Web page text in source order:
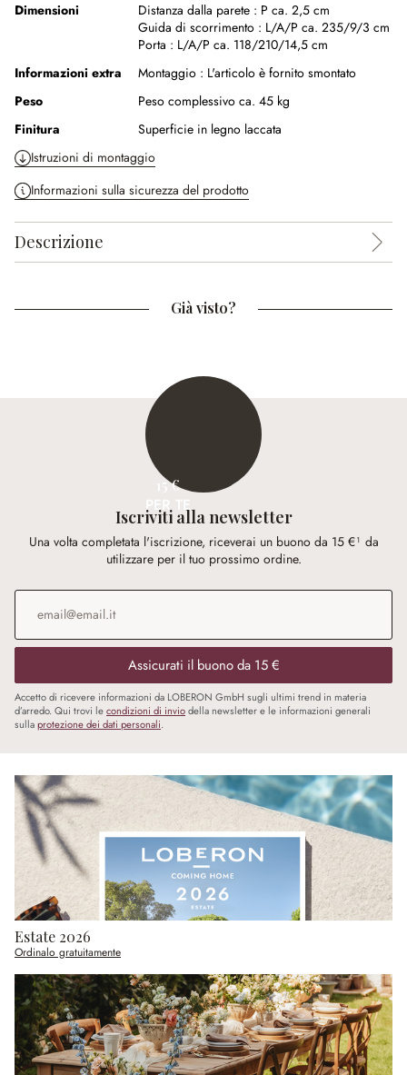
Dimensioni
Distanza dalla parete : P ca. 2,5 cm
Guida di scorrimento : L/A/P ca. 235/9/3 cm
Porta : L/A/P ca. 118/210/14,5 cm
Informazioni extra
Montaggio : L'articolo è fornito smontato
Peso
Peso complessivo ca. 45 kg
Finitura
Superficie in legno laccata
Istruzioni di montaggio
Informazioni sulla sicurezza del prodotto
Descrizione
Già visto?
15 €
PER TE
Iscriviti alla newsletter
Una volta completata l'iscrizione, riceverai un buono da 15 €¹ da
utilizzare per il tuo prossimo ordine.
Indirizzo e-mail
Assicurati il buono da 15 €
Accetto di ricevere informazioni da LOBERON GmbH sugli ultimi trend in materia
d’arredo. Qui trovi lecondizioni di inviodella newsletter e le informazioni generali
sullaprotezione dei dati personali.
Estate 2026
Ordinalo gratuitamente